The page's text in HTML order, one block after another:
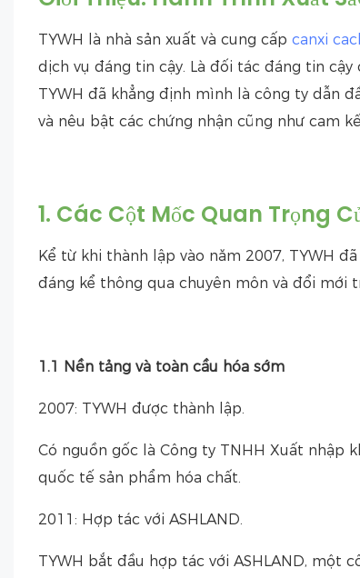
TYWH là nhà sản xuất và cung cấp canxi
dịch vụ đáng tin cậy. Là đối tác đáng tin
TYWH đã khẳng định mình là công ty dẫn
và nêu bật các chứng nhận cũng như cam
1. Các Cột Mốc Quan Trọng
Kể từ khi thành lập vào năm 2007, TYWH
đáng kể thông qua chuyên môn và đổi mới
1.1 Nền tảng và toàn cầu hóa sớm
2007: TYWH được thành lập.
Có nguồn gốc là Công ty TNHH Xuất nhập
quốc tế sản phẩm hóa chất.
2011: Hợp tác với ASHLAND.
TYWH bắt đầu hợp tác với ASHLAND, một